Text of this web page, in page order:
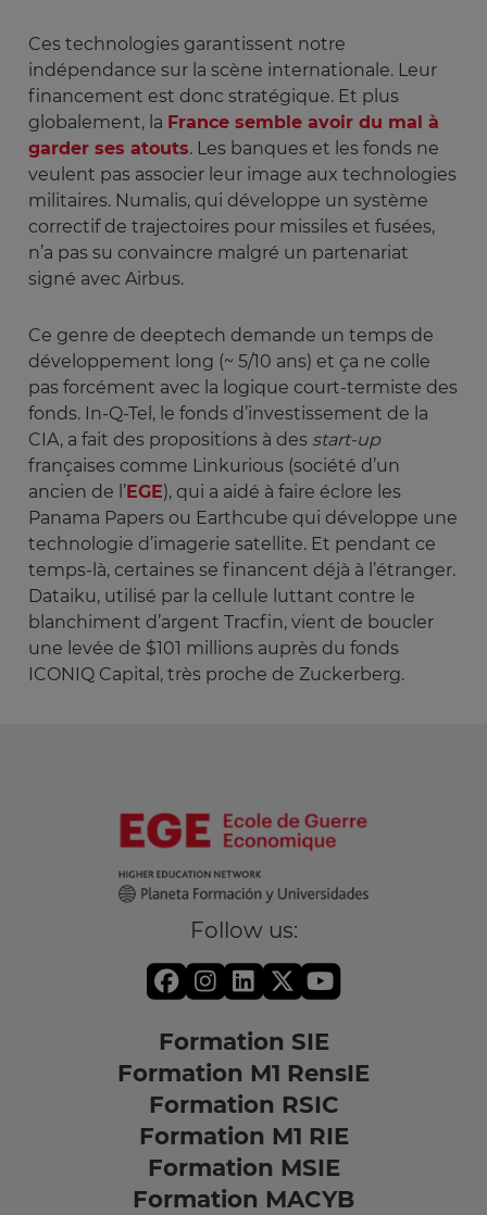
Ces technologies garantissent notre
indépendance sur la scène internationale. Leur
financement est donc stratégique. Et plus
globalement, la France semble avoir du mal à
garder ses atouts. Les banques et les fonds ne
veulent pas associer leur image aux technologies
militaires. Numalis, qui développe un système
correctif de trajectoires pour missiles et fusées,
n’a pas su convaincre malgré un partenariat
signé avec Airbus.
Ce genre de deeptech demande un temps de
développement long (~ 5/10 ans) et ça ne colle
pas forcément avec la logique court-termiste des
fonds. In-Q-Tel, le fonds d’investissement de la
CIA, a fait des propositions à des start-up
françaises comme Linkurious (société d’un
ancien de l’EGE), qui a aidé à faire éclore les
Panama Papers ou Earthcube qui développe une
technologie d’imagerie satellite. Et pendant ce
temps-là, certaines se financent déjà à l’étranger.
Dataiku, utilisé par la cellule luttant contre le
blanchiment d’argent Tracfin, vient de boucler
une levée de $101 millions auprès du fonds
ICONIQ Capital, très proche de Zuckerberg.
Follow us:
Formation SIE
Formation M1 RensIE
Formation RSIC
Formation M1 RIE
Formation MSIE
Formation MACYB